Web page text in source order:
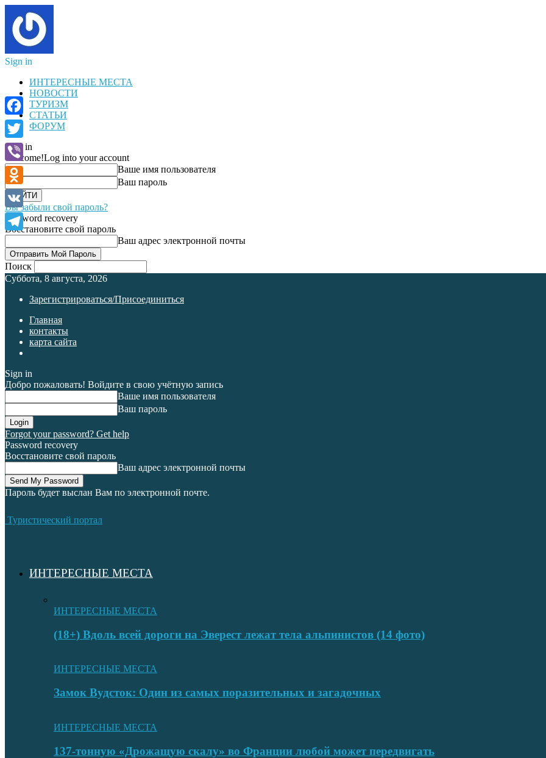
Sign in
ИНТЕРЕСНЫЕ МЕСТА
НОВОСТИ
ТУРИЗМ
СТАТЬИ
ФОРУМ
Sign in
Welcome!Log into your account
Ваше имя пользователя
Ваш пароль
Вы забыли свой пароль?
Password recovery
Восстановите свой пароль
Ваш адрес электронной почты
Поиск
Суббота, 8 августа, 2026
Зарегистрироваться/Присоединиться
Главная
контакты
карта сайта
Sign in
Добро пожаловать! Войдите в свою учётную запись
Ваше имя пользователя
Ваш пароль
Forgot your password? Get help
Password recovery
Восстановите свой пароль
Ваш адрес электронной почты
Пароль будет выслан Вам по электронной почте.
Туристический портал
ИНТЕРЕСНЫЕ МЕСТА
ИНТЕРЕСНЫЕ МЕСТА
(18+) Вдоль всей дороги на Эверест лежат тела альпинистов (14 фото)
ИНТЕРЕСНЫЕ МЕСТА
Замок Вудсток: Один из самых поразительных и загадочных
ИНТЕРЕСНЫЕ МЕСТА
137-тонную «Дрожащую скалу» во Франции любой может передвигать
Facebook
Twitter
Viber
Odnoklassniki
VK